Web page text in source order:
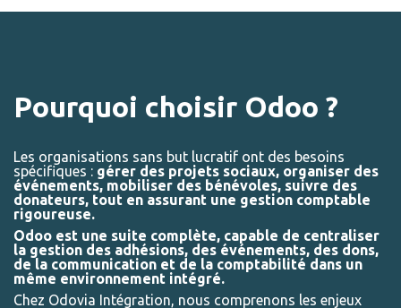
Pourquoi choisir Odoo ?
Les organisations sans but lucratif ont des besoins
spécifiques : gérer des projets sociaux, organiser des
événements, mobiliser des bénévoles, suivre des
donateurs, tout en assurant une gestion comptable
rigoureuse.
Odoo est une suite complète, capable de centraliser
la gestion des adhésions, des événements, des dons,
de la communication et de la comptabilité dans un
même environnement intégré.
Chez Odovia Intégration, nous comprenons les enjeux